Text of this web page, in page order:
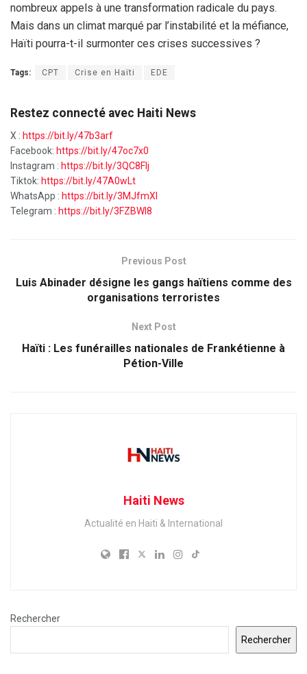
nombreux appels à une transformation radicale du pays.
Mais dans un climat marqué par l’instabilité et la méfiance,
Haïti pourra-t-il surmonter ces crises successives ?
Tags: CPT Crise en Haïti EDE
Restez connecté avec Haiti News
X : https://bit.ly/47b3arf
Facebook: https://bit.ly/47oc7x0
Instagram : https://bit.ly/3QC8FIj
Tiktok: https://bit.ly/47A0wLt
WhatsApp : https://bit.ly/3MJfmXI
Telegram : https://bit.ly/3FZBWI8
Previous Post
Luis Abinader désigne les gangs haïtiens comme des
organisations terroristes
Next Post
Haïti : Les funérailles nationales de Frankétienne à
Pétion-Ville
Haiti News
Actualité en Haiti & International
Rechercher
Rechercher